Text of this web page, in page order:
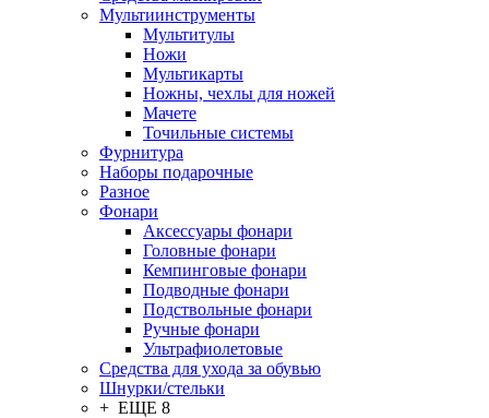
Мультиинструменты
Мультитулы
Ножи
Мультикарты
Ножны, чехлы для ножей
Мачете
Точильные системы
Фурнитура
Наборы подарочные
Разное
Фонари
Аксессуары фонари
Головные фонари
Кемпинговые фонари
Подводные фонари
Подствольные фонари
Ручные фонари
Ультрафиолетовые
Средства для ухода за обувью
Шнурки/стельки
+ ЕЩЕ 8